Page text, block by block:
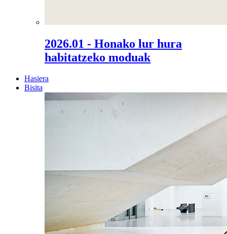
2026.01 - Honako lur hura
habitatzeko moduak
Hasiera
Bisita